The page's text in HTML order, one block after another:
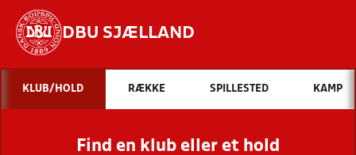
DBU SJÆLLAND
Hvad vil du søge efter?
INDHOLD OG NYHEDER
STILLINGER, RESULTATER, KLUBBER OG
KLUB/HOLD RÆKKE SPILLESTED KAMP
Find en klub eller et hold